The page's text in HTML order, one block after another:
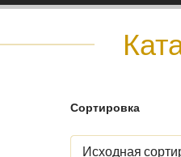
Сортировка
Исходная